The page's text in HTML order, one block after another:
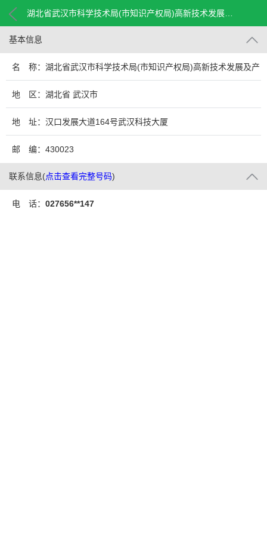
湖北省武汉市科学技术局(市知识产权局)高新技术发展及产业化处
基本信息
名 称：湖北省武汉市科学技术局(市知识产权局)高新技术发展及产
业化处
地 区：湖北省 武汉市
地 址：汉口发展大道164号武汉科技大厦
邮 编：430023
联系信息(点击查看完整号码)
电 话： 027656**147